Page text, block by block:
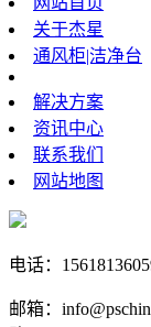
关于杰星
通风柜|洁净台
解决方案
资讯中心
联系我们
网站地图
电话：
邮箱：